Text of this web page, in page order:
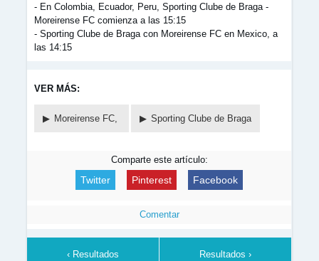
- En Colombia, Ecuador, Peru, Sporting Clube de Braga -
Moreirense FC comienza a las 15:15
- Sporting Clube de Braga con Moreirense FC en Mexico, a
las 14:15
VER MÁS:
Moreirense FC, Sporting Clube de Braga
Comparte este artículo:
Twitter Pinterest Facebook
Comentar
‹ Resultados Resultados ›